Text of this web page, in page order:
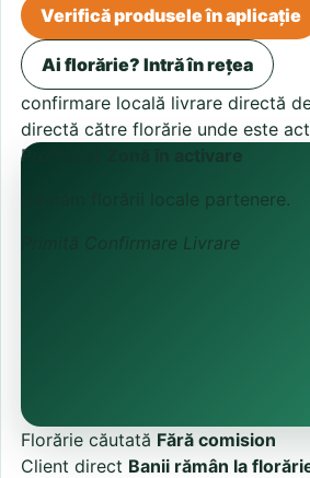
Verifică produsele în aplicație
Ai florărie? Intră în rețea
confirmare locală livrare directă
directă către florărie unde este
ProFlorist
Zonă în activare
Căutăm florării locale partenere.
Confirmare Livrare
Florărie căutată Fără comision
Client direct Banii rămân la